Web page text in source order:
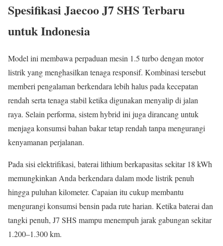
Spesifikasi Jaecoo J7 SHS Terbaru
untuk Indonesia
Model ini membawa perpaduan mesin 1.5 turbo dengan motor
listrik yang menghasilkan tenaga responsif. Kombinasi tersebut
memberi pengalaman berkendara lebih halus pada kecepatan
rendah serta tenaga stabil ketika digunakan menyalip di jalan
raya. Selain performa, sistem hybrid ini juga dirancang untuk
menjaga konsumsi bahan bakar tetap rendah tanpa mengurangi
kenyamanan perjalanan.
Pada sisi elektrifikasi, baterai lithium berkapasitas sekitar 18 kWh
memungkinkan Anda berkendara dalam mode listrik penuh
hingga puluhan kilometer. Capaian itu cukup membantu
mengurangi konsumsi bensin pada rute harian. Ketika baterai dan
tangki penuh, J7 SHS mampu menempuh jarak gabungan sekitar
1.200–1.300 km.